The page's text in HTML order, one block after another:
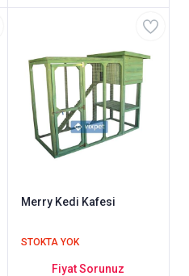
Merry Kedi Kafesi
STOKTA YOK
Fiyat Sorunuz